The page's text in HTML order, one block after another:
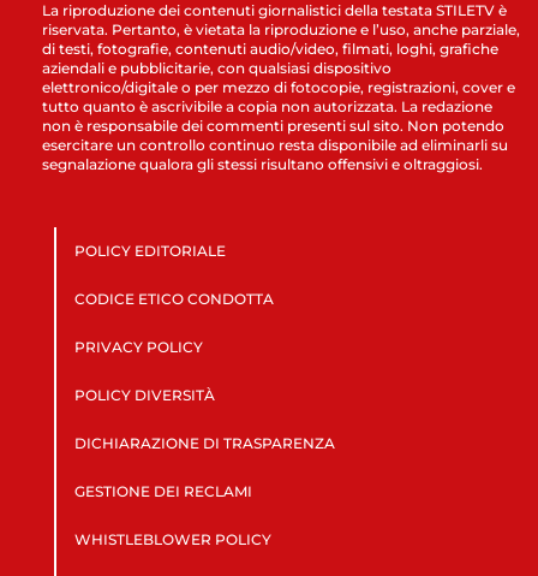
La riproduzione dei contenuti giornalistici della testata STILETV è
riservata. Pertanto, è vietata la riproduzione e l’uso, anche parziale,
di testi, fotografie, contenuti audio/video, filmati, loghi, grafiche
aziendali e pubblicitarie, con qualsiasi dispositivo
elettronico/digitale o per mezzo di fotocopie, registrazioni, cover e
tutto quanto è ascrivibile a copia non autorizzata. La redazione
non è responsabile dei commenti presenti sul sito. Non potendo
esercitare un controllo continuo resta disponibile ad eliminarli su
segnalazione qualora gli stessi risultano offensivi e oltraggiosi.
POLICY EDITORIALE
CODICE ETICO CONDOTTA
PRIVACY POLICY
POLICY DIVERSITÀ
DICHIARAZIONE DI TRASPARENZA
GESTIONE DEI RECLAMI
WHISTLEBLOWER POLICY